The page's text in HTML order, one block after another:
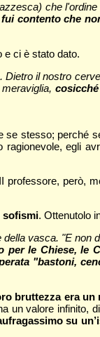
che
contento che
e ci è stato dato.
il nostro
meraviglia,
se stesso; perché
egli
professore, però,
sofismi. Ottenutolo
vasca. "E non
per le Chiese, le
"bastoni,
bruttezza era un
un valore infinito,
su